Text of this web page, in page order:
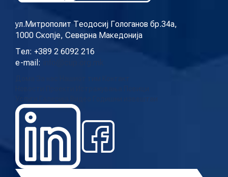
ул.Митрополит Теодосиј Гологанов бр.34а,
1000 Скопје, Северна Македонија
Тел: +389 2 6092 216
e-mail: